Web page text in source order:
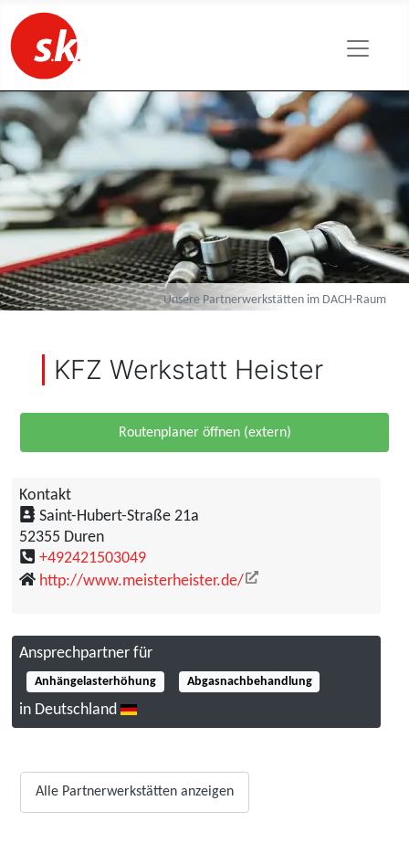
Unsere Partnerwerkstätten im DACH-Raum
KFZ Werkstatt Heister
Routenplaner öffnen (extern)
Kontakt
Adresse
Saint-Hubert-Straße 21a
52355 Duren
Telefon
+492421503049
Website
http://www.meisterheister.de/
Ansprechpartner für
Anhängelasterhöhung Abgasnachbehandlung
in Deutschland
Alle Partnerwerkstätten anzeigen